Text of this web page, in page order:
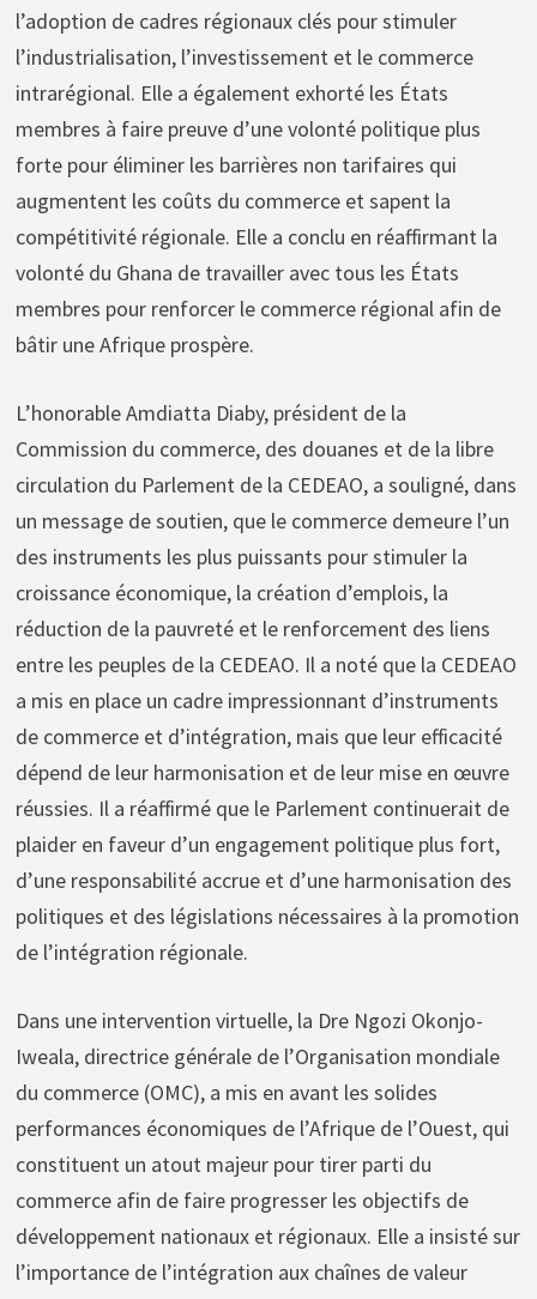
l’adoption de cadres régionaux clés pour stimuler
l’industrialisation, l’investissement et le commerce
intrarégional. Elle a également exhorté les États
membres à faire preuve d’une volonté politique plus
forte pour éliminer les barrières non tarifaires qui
augmentent les coûts du commerce et sapent la
compétitivité régionale. Elle a conclu en réaffirmant la
volonté du Ghana de travailler avec tous les États
membres pour renforcer le commerce régional afin de
bâtir une Afrique prospère.
L’honorable Amdiatta Diaby, président de la
Commission du commerce, des douanes et de la libre
circulation du Parlement de la CEDEAO, a souligné, dans
un message de soutien, que le commerce demeure l’un
des instruments les plus puissants pour stimuler la
croissance économique, la création d’emplois, la
réduction de la pauvreté et le renforcement des liens
entre les peuples de la CEDEAO. Il a noté que la CEDEAO
a mis en place un cadre impressionnant d’instruments
de commerce et d’intégration, mais que leur efficacité
dépend de leur harmonisation et de leur mise en œuvre
réussies. Il a réaffirmé que le Parlement continuerait de
plaider en faveur d’un engagement politique plus fort,
d’une responsabilité accrue et d’une harmonisation des
politiques et des législations nécessaires à la promotion
de l’intégration régionale.
Dans une intervention virtuelle, la Dre Ngozi Okonjo-
Iweala, directrice générale de l’Organisation mondiale
du commerce (OMC), a mis en avant les solides
performances économiques de l’Afrique de l’Ouest, qui
constituent un atout majeur pour tirer parti du
commerce afin de faire progresser les objectifs de
développement nationaux et régionaux. Elle a insisté sur
l’importance de l’intégration aux chaînes de valeur